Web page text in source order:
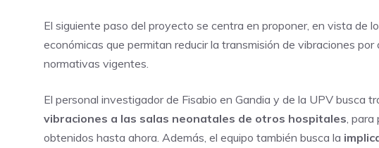
El siguiente paso del proyecto se centra en proponer, en vista de
económicas que permitan reducir la transmisión de vibraciones
normativas vigentes.
El personal investigador de Fisabio en Gandia y de la UPV busca
vibraciones a las salas neonatales de otros hospitales ,
obtenidos hasta ahora. Además, el equipo también busca la